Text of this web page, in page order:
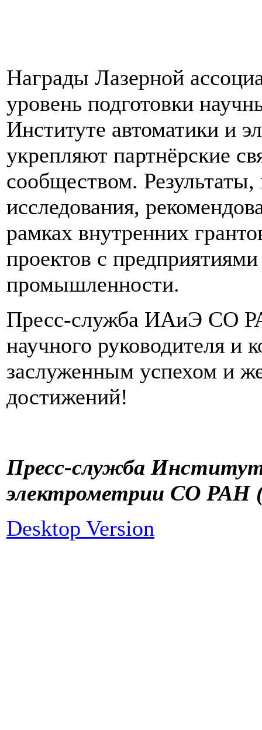
Награды Лазерной
уровень подготовки
Институте автоматики и
укрепляют партнёрские
сообществом.
исследования,
рамках внутренних
проектов с
промышленности.
Пресс-служба ИАиЭ СО
научного руководителя и
заслуженным успехом и
достижений!
Пресс-служба
электрометрии СО РАН
Desktop Version